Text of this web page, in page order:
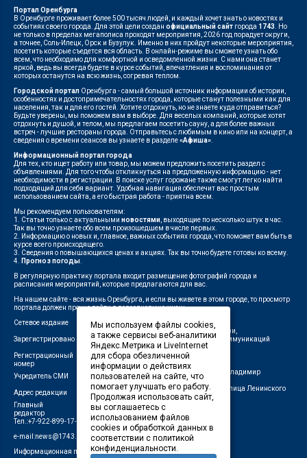
Портал Оренбурга
В Оренбурге проживает более 500 тысяч людей, и каждый хочет знать о новостях и
событиях своего города. Для этой цели создан официальный сайт города 1743 . Но
не только в пределах мегаполиса проходят мероприятия, 2026 год порадует округи,
а точнее, Соль-Илецк, Орск и Бузулук. Именно в них пройдут некоторые мероприятия,
посетить которые съедется вся область. В онлайн-режиме вы сможете узнать обо
всем, что необходимо для комфортной и осведомленной жизни. С нами она станет
яркой, ведь вы всегда будете в курсе событий, впечатления и воспоминания от
которых останутся на всю жизнь, согревая теплом.
Городской портал Оренбурга - самый большой источник информации об истории,
особенностях и достопримечательностях города, которые станут полезными как для
населения, так и для его гостей. Хотите отдохнуть, но не знаете куда отправиться?
Будьте уверены, мы поможем вам в выборе. Для веселых компаний, которые хотят
отдохнуть и душой, и телом, мы предлагаем посетить сауну, а для более важных
встреч - лучшие рестораны города. Отправьтесь с любимым в кино или на концерт, а
сведения о времени сеансов вы узнаете в разделе«Афиша»
Информационный портал города
Для тех, кто ищет работу или товар, мы можем предложить посетить раздел с
объявлениями. Для того чтобы откликнуться на предложенную информацию - нет
необходимости в регистрации. В поиске услуг горожане также смогут легко найти
подходящий для себя вариант. Удобная навигация обеспечит вас простым
использованием сайта, а его быстрая работа - приятна всем.
Мы рекомендуем пользователям:
1. Статьи только с актуальными новостями , выходящие по несколько штук в час.
Так вы точно узнаете обо всем произошедшем в числе первых.
2. Информацию о новых и, главное, важных событиях города, что поможет вам быть в
курсе всего происходящего.
3. Сведения о повышающихся ценах и акциях. Так вы точно будете готовы ко всему.
4.
Прогноз погоды
В регулярную практику портала входит размещение фотографий города и
расписания мероприятий, которые предлагаются для вас.
На нашем сайте - вся жизнь Оренбурга, и если вы живете в этом городе, то просмотр
портала должен прочно войти в повседневную жизнь.
Сетевое издание
"1743"
Зарегистрировано
Федеральной службой по надзору в сфере связи,
информационных технологий и массовых коммуникаций
(Роскомнадзор)
Регистрационный
номер
ЭЛ № ФС 77-75960 от 19.06.2019 г.
Учредитель СМИ
Индивидуальный предприниматель Савин Владимир
Валерьевич
Адрес редакции
462411, Оренбургская область, город Орск, улица Ленинского
Комсомола, д. 4-Б
Главный
редактор
Лещенко П.А.
Тел.:+7-922-899-17-43
e-mail:news@1743.ru
Информационная продукция СМИ — 18+ (запрещено для детей)
Мы используем файлы cookies,
а также сервисы веб-аналитики
Яндекс.Метрика и LiveInternet
для сбора обезличенной
информации о действиях
пользователей на сайте, что
помогает улучшать его работу.
Продолжая использовать сайт,
вы соглашаетесь с
использованием файлов
cookies и обработкой данных в
соответствии с политикой
конфиденциальности.